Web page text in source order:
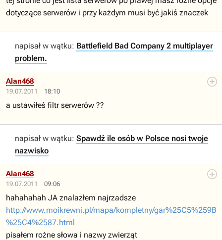
dotyczące serwerów i przy każdym musi być jakiś znaczek
napisał w wątku: Battlefield Bad Company 2 multiplayer
problem.
19.07.2011 18:10
Alan468
a ustawiłeś filtr serwerów ??
napisał w wątku: Spawdź ile osób w Polsce nosi twoje
nazwisko
19.07.2011 09:06
Alan468
hahahahah JA znalazłem najrzadsze
http://www.moikrewni.pl/mapa/kompletny/gar%25C5%259B
%25C4%2587.html
pisałem rożne słowa i nazwy zwierząt